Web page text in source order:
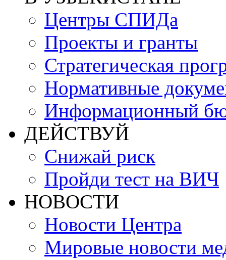
Центры СПИДа
Проекты и гранты
Стратегическая
Нормативные
Информационный
ДЕЙСТВУЙ
Снижай риск
Пройди тест на ВИЧ
НОВОСТИ
Новости Центра
Мировые новости